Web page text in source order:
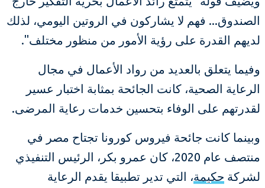
الصندوق... فهم لا يشاركون في الروتين اليومي، لذلك
لديهم القدرة على رؤية الأمور من منظور مختلف".
وفيما يتعلق بالعديد من رواد الأعمال في مجال
الرعاية الصحية، كانت الجائحة بمثابة اختبار عسير
لقدرتهم على الوفاء بتحسين خدمات رعاية المرضى.
وبينما كانت جائحة فيروس كورونا تجتاح مصر في
منتصف عام 2020، كان عمرو بكر، الرئيس التنفيذي
لشركة حكيمة، التي تدير تطبيقا يقدم الرعاية